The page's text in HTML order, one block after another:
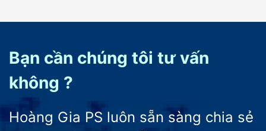
Bạn cần chúng tôi tư vấn
không ?
Hoàng Gia PS luôn sẵn sàng chia sẻ